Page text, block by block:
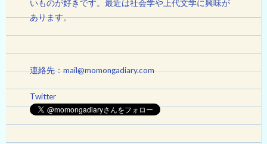
いものが好きです。最近は社会学や上代文学に興味が
あります。
連絡先：mail@momongadiary.com
Twitter